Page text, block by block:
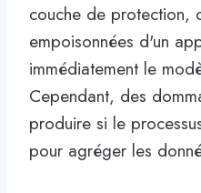
couche de protection,
empoisonnées d'un
immédiatement le
Cependant, des
produire si le
pour agréger les